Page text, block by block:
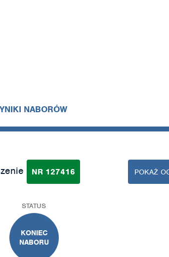
NABORÓW
NR 127416 POKAŻ
STATUS
KONIEC
NABORU